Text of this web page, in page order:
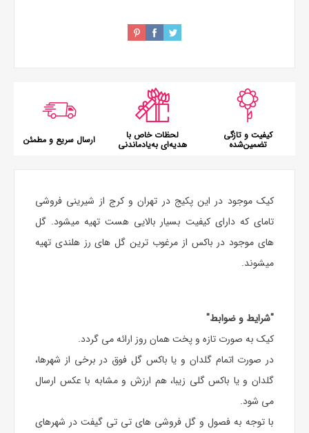
کیفیت و تازگی
تضمین‌شده
لحظات خاص با
هدیه‌ای به‌یادماندنی ارسال سریع و مطمئن
کیک موجود در این پکیج در تهران و کرج از شیرینی فروشی
تامای که دارای کیفیت بسیار بالایی هست تهیه میشود. گل
های موجود در باکس از مرغوب ترین گل های رز هلندی تهیه
میشوند.
"شرایط و ضوابط"
کیک به صورت تازه و پخت همان روز ارائه می گردد.
در صورت اتمام گلدان و یا باکس گل فوق در برخی از شهرها،
گلدان و یا باکس گلی زیبا، هم ارزش و مشابه با عکس ارسال
می شود.
با توجه به فصول و گل فروشی های تی تی گیفت در شهرهای